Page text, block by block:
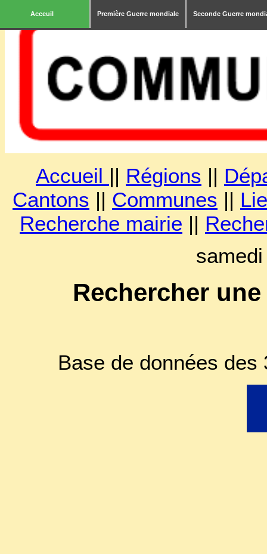
Acceuil Première Guerre mondiale Seconde Guerre
Accueil || Régions ||
Cantons || Communes ||
Recherche mairie ||
Rechercher
Base de données